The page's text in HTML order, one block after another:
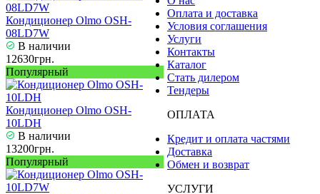
Кондиционер Olmo OSH-
08LD7W
В наличии
12630грн.
Популярный
Кондиционер Olmo OSH-
10LDH
В наличии
13200грн.
Популярный
Оплата и доставка
Условия соглашения
Услуги
Контакты
Каталог
Стать дилером
Тендеры
ОПЛАТА
Кредит и оплата частями
Доставка
Обмен и возврат
УСЛУГИ